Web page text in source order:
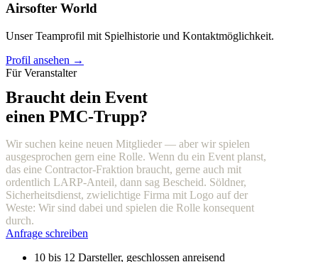
Airsofter World
Unser Teamprofil mit Spielhistorie und Kontaktmöglichkeit.
Profil ansehen →
Für Veranstalter
Braucht dein Event
einen PMC-Trupp?
Wir suchen keine neuen Mitglieder — aber wir spielen
ausgesprochen gern eine Rolle. Wenn du ein Event planst,
das eine Contractor-Fraktion braucht, gerne auch mit
ordentlich LARP-Anteil, dann sag Bescheid. Söldner,
Sicherheitsdienst, zwielichtige Firma mit Logo auf der
Weste: Wir sind dabei und spielen die Rolle konsequent
durch.
Anfrage schreiben
10 bis 12 Darsteller, geschlossen anreisend